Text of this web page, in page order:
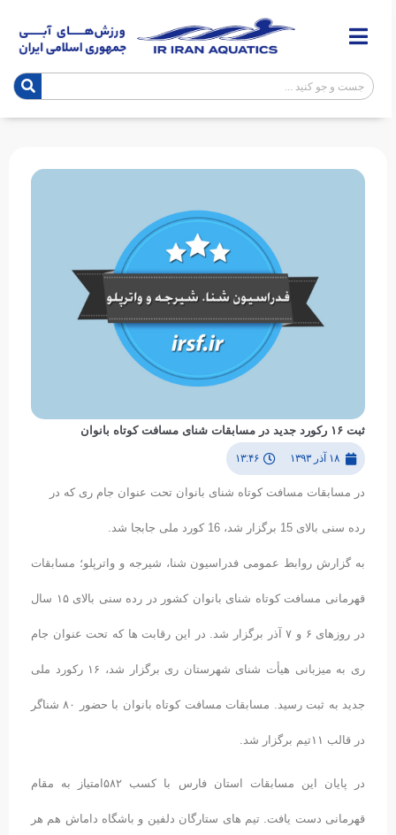
ثبت ۱۶ رکورد جدید در مسابقات شنای مسافت کوتاه بانوان
۱۸ آذر ۱۳۹۳ ۱۳:۴۶
در مسابقات مسافت کوتاه شنای بانوان تحت عنوان جام ری که در
رده سنی بالای 15 برگزار شد، 16 کورد ملی جابجا شد.
به گزارش روابط عمومی فدراسیون شنا، شیرجه و واترپلو؛ مسابقات
قهرمانی مسافت کوتاه شنای بانوان کشور در رده سنی بالای ۱۵ سال
در روزهای ۶ و ۷ آذر برگزار شد. در این رقابت ها که تحت عنوان جام
ری به میزبانی هیأت شنای شهرستان ری برگزار شد، ۱۶ رکورد ملی
جدید به ثبت رسید. مسابقات مسافت کوتاه بانوان با حضور ۸۰ شناگر
در قالب ۱۱تیم برگزار شد.
در پایان این مسابقات استان فارس با کسب ۵۸۲امتیاز به مقام
قهرمانی دست یافت. تیم های ستارگان دلفین و باشگاه داماش هم هر